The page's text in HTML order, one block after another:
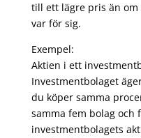
till ett lägre pris än om
var för sig.
Exempel:
Aktien i ett
Investmentbolaget
du köper samma
samma fem bolag och
investmentbolagets